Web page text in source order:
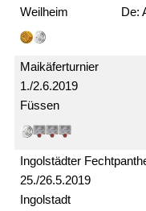
Weilheim
1./2.6.2019
Maikäfer­turnier
Füssen
25./26.5.2019
Ingolstädter
Ingolstadt